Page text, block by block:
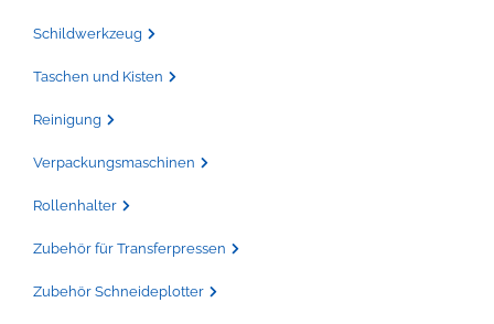
Schildwerkzeug
Taschen und Kisten
Reinigung
Verpackungsmaschinen
Rollenhalter
Zubehör für Transferpressen
Zubehör Schneideplotter